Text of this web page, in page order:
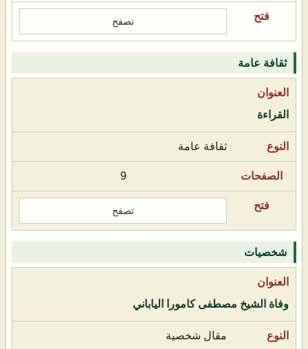
تصفح
ثقافة عامة
القراءة
ثقافة عامة
9
تصفح
شخصيات
وفاة الشيخ مصطفى كامورا الياباني
مقال شخصية